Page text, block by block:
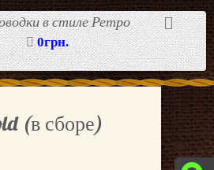
в стиле Ретро
0грн.
(в сборе)